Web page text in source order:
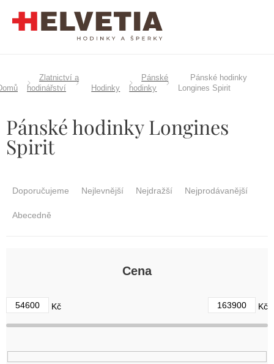
Zlatnictví a
hodinářství
Hodinky
Pánské
hodinky
Pánské hodinky
Longines Spirit
Pánské hodinky Longines
Spirit
d
u
k
ů
Doporučujeme Nejlevnější Nejdražší Nejprodávanější
Abecedně
Cena
54600 Kč 163900 Kč